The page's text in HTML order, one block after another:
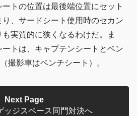
トの位置は最後端位置にセット
、サードシート使用時のセカン
実質的に狭くなるわけだ。ま
トは、キャプテンシートとベン
撮影車はベンチシート）。
Next Page
ッジスペース同門対決へ